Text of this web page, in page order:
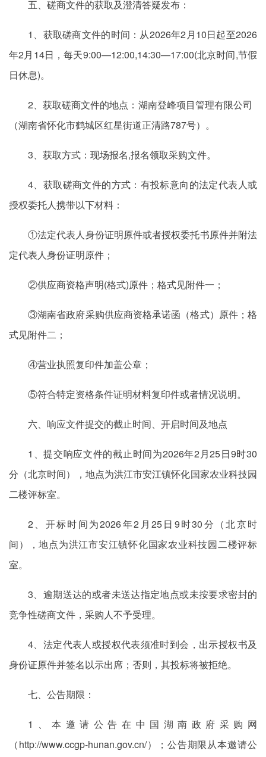
五、磋商文件的获取及澄清答疑发布：
1、获取磋商文件的时间：从2026年2月10日起至2026
年2月14日，每天9:00—12:00,14:30—17:00(北京时间,节假
日休息)。
2、获取磋商文件的地点：湖南登峰项目管理有限公司
（湖南省怀化市鹤城区红星街道正清路787号）。
3、获取方式：现场报名,报名领取采购文件。
4、获取磋商文件的方式：有投标意向的法定代表人或
授权委托人携带以下材料：
①法定代表人身份证明原件或者授权委托书原件并附法
定代表人身份证明原件；
②供应商资格声明(格式)原件；格式见附件一；
③湖南省政府采购供应商资格承诺函（格式）原件；格
式见附件二；
④营业执照复印件加盖公章；
⑤符合特定资格条件证明材料复印件或者情况说明。
六、响应文件提交的截止时间、开启时间及地点
1、提交响应文件的截止时间为2026年2月25日9时30
分（北京时间），地点为洪江市安江镇怀化国家农业科技园
二楼评标室。
2、开标时间为2026年2月25日9时30分（北京时
间），地点为洪江市安江镇怀化国家农业科技园二楼评标
室。
3、逾期送达的或者未送达指定地点或未按要求密封的
竞争性磋商文件，采购人不予受理。
4、法定代表人或授权代表须准时到会，出示授权书及
身份证原件并签名以示出席；否则，其投标将被拒绝。
七、公告期限：
1、本邀请公告在中国湖南政府采购网
（http://www.ccgp-hunan.gov.cn/）；公告期限从本邀请公